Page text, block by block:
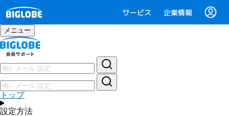
サービス 企業情報
メニュー
トップ
設定方法